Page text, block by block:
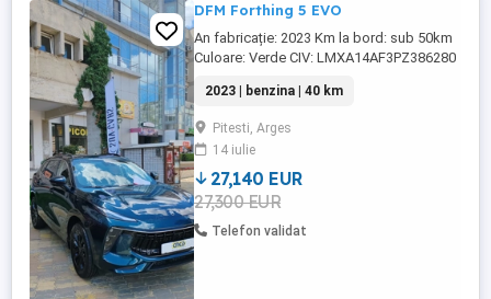
DFM Forthing 5 EVO
An fabricație: 2023 Km la bord: sub 50km
Culoare: Verde CIV: LMXA14AF3PZ386280
ardere internă Capacitate cilindrică: 1481
cc Putere: 130 kW (177 CP) Combustibil:
Benzină Transmisie: 7DCT Viteza maximă:
180 km h Cuplu: 285 Nm Capacitate
rezervor: 55 litri Standard ...
2023 | benzina | 40 km
Pitesti, Arges
14 iulie
27,140 EUR
27,300 EUR
Telefon validat